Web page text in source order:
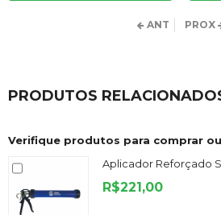
ANT PROX
PRODUTOS
Verifique produtos para comprar ou
Aplicador Reforçado
R$221,00